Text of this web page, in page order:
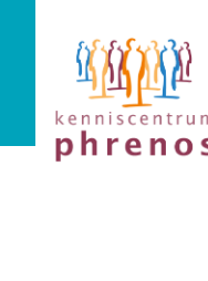
Phrenos
website